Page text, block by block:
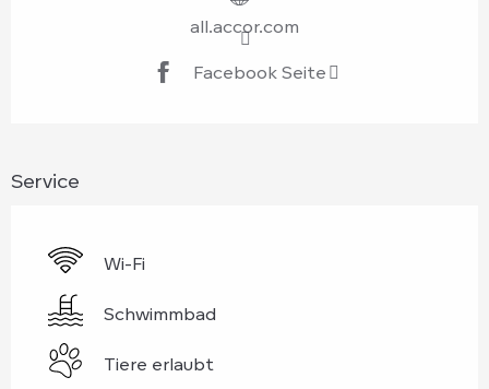
all.accor.com
Facebook Seite
Service
Wi-Fi
Schwimmbad
Tiere erlaubt